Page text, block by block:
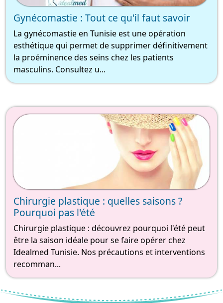
Gynécomastie : Tout ce qu'il faut savoir
La gynécomastie en Tunisie est une opération
esthétique qui permet de supprimer définitivement
la proéminence des seins chez les patients
masculins. Consultez u...
Chirurgie plastique : quelles saisons ?
Pourquoi pas l'été
Chirurgie plastique : découvrez pourquoi l'été peut
être la saison idéale pour se faire opérer chez
Idealmed Tunisie. Nos précautions et interventions
recomman...